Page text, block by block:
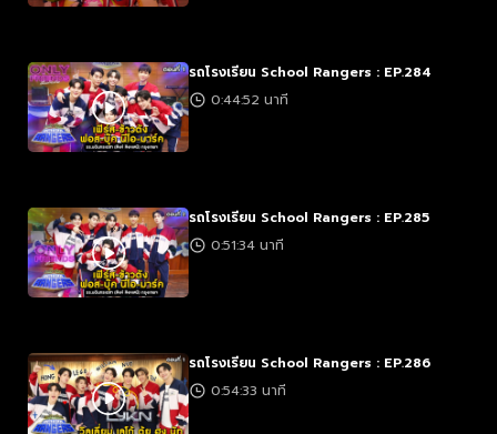
รถโรงเรียน School Rangers : EP.284
0:44:52 นาที
รถโรงเรียน School Rangers : EP.285
0:51:34 นาที
รถโรงเรียน School Rangers : EP.286
0:54:33 นาที